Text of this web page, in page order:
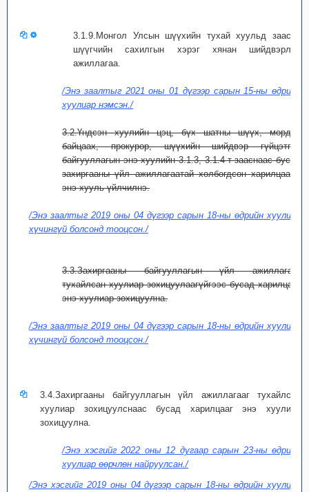
3.1.9.Монгол Улсын шүүхийн тухай хуульд заасан
шүүгчийн сахилгын хэрэг хянан шийдвэрлэх
ажиллагаа.
/Энэ заалтыг 2021 оны 01 дүгээр сарын 15-ны өдрийн
хуулиар нэмсэн./
3.2.Үндсэн хуулийн цэц, бүх шатны шүүх, мөрдөн
байцаах, прокурор, шүүхийн шийдвэр гүйцэтгэх
байгууллагын энэ хуулийн 3.1.3, 3.1.4-т зааснаас бусад
захиргааны үйл ажиллагаатай холбогдсон харилцаанд
энэ хууль үйлчилнэ.
/Энэ заалтыг 2019 оны 04 дүгээр сарын 18-ны өдрийн хуулиар
хүчингүй болсонд тооцсон./
3.3.Захиргааны байгууллагын үйл ажиллагааг
тухайлсан хуулиар зохицуулаагүйгээс бусад харилцааг
энэ хуулиар зохицуулна.
/Энэ заалтыг 2019 оны 04 дүгээр сарын 18-ны өдрийн хуулиар
хүчингүй болсонд тооцсон./
3.4.Захиргааны байгууллагын үйл ажиллагааг тухайлсан
хуулиар зохицуулснаас бусад харилцааг энэ хуулиар
зохицуулна.
/Энэ хэсгийг 2022 оны 12 дугаар сарын 23-ны өдрийн
хуулиар өөрчлөн найруулсан./
/Энэ хэсгийг 2019 оны 04 дүгээр сарын 18-ны өдрийн хуулиар